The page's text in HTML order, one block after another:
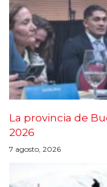
La provincia de
2026
7 agosto, 2026